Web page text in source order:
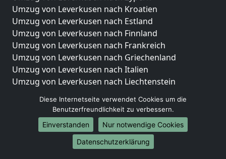
Umzug von Leverkusen nach Kroatien
Umzug von Leverkusen nach Estland
Umzug von Leverkusen nach Finnland
Umzug von Leverkusen nach Frankreich
Umzug von Leverkusen nach Griechenland
Umzug von Leverkusen nach Italien
Umzug von Leverkusen nach Liechtenstein
Umzug von Leverkusen nach Niederlande
Umzug von Leverkusen nach Norwegen
Umzüge-Deutschlandweit
Diese Internetseite verwendet Cookies um die
Benutzerfreundlichkeit zu verbessern.
Einverstanden
Nur notwendige Cookies
Datenschutzerklärung